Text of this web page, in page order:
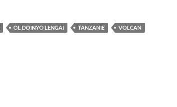
OL DOINYO LENGAI TANZANIE VOLCAN